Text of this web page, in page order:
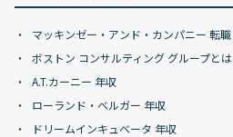
マッキンゼー・アンド・カンパニー 転職
ボストン コンサルティング グループとは
A.T.カーニー 年収
ローランド・ベルガー 年収
ドリームインキュベータ 年収